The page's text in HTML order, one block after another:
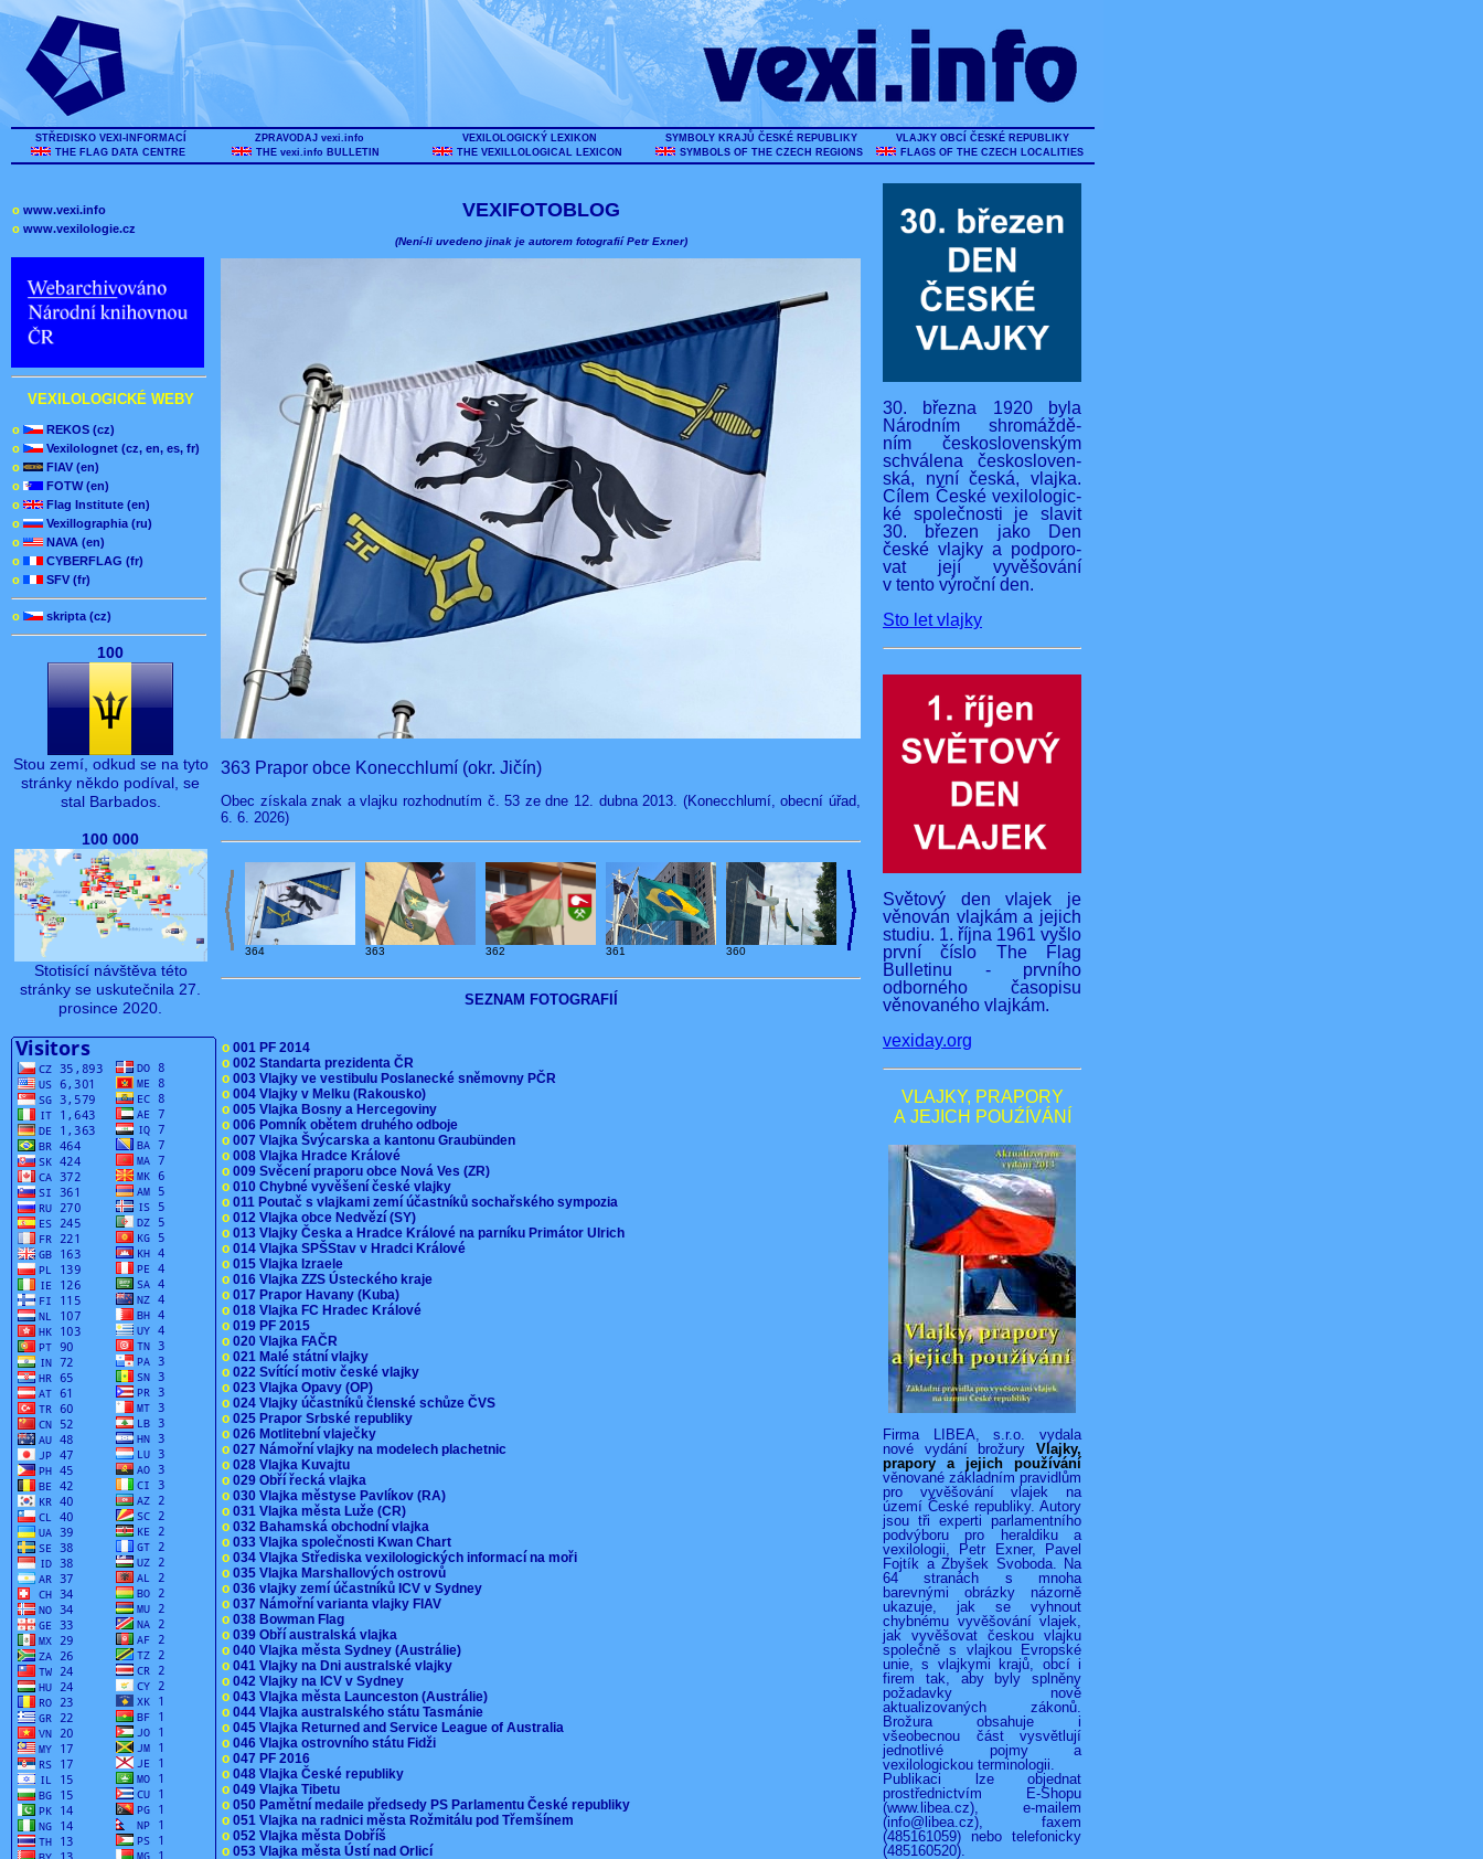
STŘEDISKO VEXI-INFORMACÍ
THE FLAG DATA CENTRE
ZPRAVODAJ vexi.info
THE vexi.info BULLETIN
VEXILOLOGICKÝ LEXIKON
THE VEXILLOLOGICAL LEXICON
SYMBOLY KRAJŮ ČESKÉ REPUBLIKY
SYMBOLS OF THE CZECH REGIONS
VLAJKY OBCÍ ČESKÉ REPUBLIKY
FLAGS OF THE CZECH LOCALITIES
o www.vexi.info
o www.vexilologie.cz
VEXILOLOGICKÉ WEBY
o
REKOS (cz)
o
Vexilolognet (cz, en, es, fr)
o
FIAV (en)
o
FOTW (en)
o
Flag Institute (en)
o
Vexillographia (ru)
o
NAVA (en)
o
CYBERFLAG (fr)
o
SFV (fr)
o skripta (cz)
100
Stou zemí, odkud se na tyto
stránky někdo podíval, se
stal Barbados.
100 000
Stotisící návštěva této
stránky se uskutečnila 27.
prosince 2020.
VEXIFOTOBLOG
(Není-li uvedeno jinak je autorem fotografií Petr Exner)
363 Prapor obce Konecchlumí (okr. Jičín)
Obec získala znak a vlajku rozhodnutím č. 53 ze dne 12. dubna 2013. (Konecchlumí, obecní úřad,
6. 6. 2026)
364 363 362 361 360
SEZNAM FOTOGRAFIÍ
o 001 PF 2014
o 002 Standarta prezidenta ČR
o 003 Vlajky ve vestibulu Poslanecké sněmovny PČR
o 004 Vlajky v Melku (Rakousko)
o 005 Vlajka Bosny a Hercegoviny
o 006 Pomník obětem druhého odboje
o 007 Vlajka Švýcarska a kantonu Graubünden
o 008 Vlajka Hradce Králové
o 009 Svěcení praporu obce Nová Ves (ZR)
o 010 Chybné vyvěšení české vlajky
o 011 Poutač s vlajkami zemí účastníků sochařského sympozia
o 012 Vlajka obce Nedvězí (SY)
o 013 Vlajky Česka a Hradce Králové na parníku Primátor Ulrich
o 014 Vlajka SPŠStav v Hradci Králové
o 015 Vlajka Izraele
o 016 Vlajka ZZS Ústeckého kraje
o 017 Prapor Havany (Kuba)
o 018 Vlajka FC Hradec Králové
o 019 PF 2015
o 020 Vlajka FAČR
o 021 Malé státní vlajky
o 022 Svítící motiv české vlajky
o 023 Vlajka Opavy (OP)
o 024 Vlajky účastníků členské schůze ČVS
o 025 Prapor Srbské republiky
o 026 Motlitební vlaječky
o 027 Námořní vlajky na modelech plachetnic
o 028 Vlajka Kuvajtu
o 029 Obří řecká vlajka
o 030 Vlajka městyse Pavlíkov (RA)
o 031 Vlajka města Luže (CR)
o 032 Bahamská obchodní vlajka
o 033 Vlajka společnosti Kwan Chart
o 034 Vlajka Střediska vexilologických informací na moři
o 035 Vlajka Marshallových ostrovů
o 036 vlajky zemí účastníků ICV v Sydney
o 037 Námořní varianta vlajky FIAV
o 038 Bowman Flag
o 039 Obří australská vlajka
o 040 Vlajka města Sydney (Austrálie)
o 041 Vlajky na Dni australské vlajky
o 042 Vlajky na ICV v Sydney
o 043 Vlajka města Launceston (Austrálie)
o 044 Vlajka australského státu Tasmánie
o 045 Vlajka Returned and Service League of Australia
o 046 Vlajka ostrovního státu Fidži
o 047 PF 2016
o 048 Vlajka České republiky
o 049 Vlajka Tibetu
o 050 Pamětní medaile předsedy PS Parlamentu České republiky
o 051 Vlajka na radnici města Rožmitálu pod Třemšínem
o 052 Vlajka města Dobříš
o 053 Vlajka města Ústí nad Orlicí
30. března 1920 byla
Národním shromáždě-
ním československým
schválena českosloven-
ská, nyní česká, vlajka.
Cílem České vexilologic-
ké společnosti je slavit
30. březen jako Den
české vlajky a podporo-
vat její vyvěšování
v tento výroční den.
Sto let vlajky
Světový den vlajek je
věnován vlajkám a jejich
studiu. 1. října 1961 vyšlo
první číslo The Flag
Bulletinu - prvního
odborného časopisu
věnovaného vlajkám.
vexiday.org
VLAJKY, PRAPORY
A JEJICH POUŹÍVÁNÍ
Firma LIBEA, s.r.o. vydala
nové vydání brožury Vlajky,
prapory a jejich používání
věnované základním pravidlům
pro vyvěšování vlajek na
území České republiky. Autory
jsou tři experti parlamentního
podvýboru pro heraldiku a
vexilologii, Petr Exner, Pavel
Fojtík a Zbyšek Svoboda. Na
64 stranách s mnoha
barevnými obrázky názorně
ukazuje, jak se vyhnout
chybnému vyvěšování vlajek,
jak vyvěšovat českou vlajku
společně s vlajkou Evropské
unie, s vlajkymi krajů, obcí i
firem tak, aby byly splněny
požadavky nově
aktualizovaných zákonů.
Brožura obsahuje i
všeobecnou část vysvětlují
jednotlivé pojmy a
vexilologickou terminologii.
Publikaci lze objednat
prostřednictvím E-Shopu
(www.libea.cz), e-mailem
(info@libea.cz), faxem
(485161059) nebo telefonicky
(485160520).